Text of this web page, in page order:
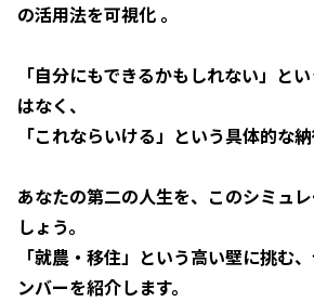
の活用法を可視化 。
「自分にもできるかもしれない」と
はなく、
「これならいける」という具体的な納
あなたの第二の人生を、このシミュ
しょう。
「就農・移住」という高い壁に挑む
ンバーを紹介します。